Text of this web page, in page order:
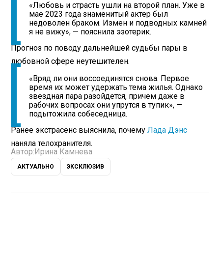
«Любовь и страсть ушли на второй план. Уже в
мае 2023 года знаменитый актер был
недоволен браком. Измен и подводных камней
я не вижу», — пояснила эзотерик.
Прогноз по поводу дальнейшей судьбы пары в
любовной сфере неутешителен.
«Вряд ли они воссоединятся снова. Первое
время их может удержать тема жилья. Однако
звездная пара разойдется, причем даже в
рабочих вопросах они упрутся в тупик», —
подытожила собеседница.
Ранее экстрасенс выяснила, почемуЛада Дэнс
наняла телохранителя.
Автор:Ирина Камнева
АКТУАЛЬНО ЭКСКЛЮЗИВ